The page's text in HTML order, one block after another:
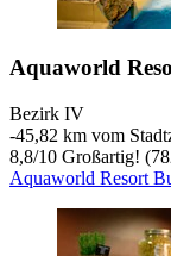
Aquaworld
Bezirk IV
‐45,82 km vom
8,8/10 Großartig!
Aquaworld Resort